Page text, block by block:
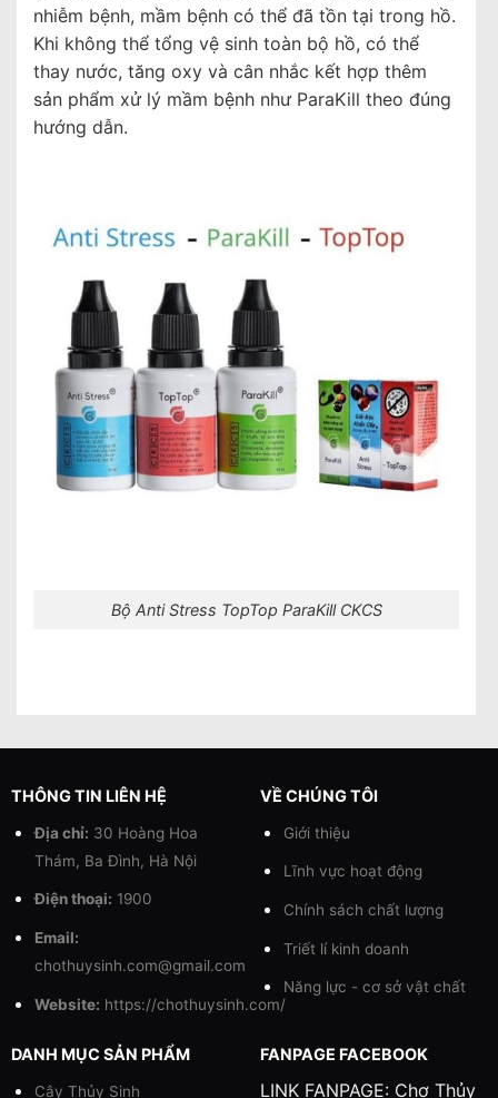
nhiễm bệnh, mầm bệnh có thể đã tồn tại trong hồ.
Khi không thể tổng vệ sinh toàn bộ hồ, có thể
thay nước, tăng oxy và cân nhắc kết hợp thêm
sản phẩm xử lý mầm bệnh như ParaKill theo đúng
hướng dẫn.
Bộ Anti Stress TopTop ParaKill CKCS
THÔNG TIN LIÊN HỆ
Địa chỉ: 30 Hoàng Hoa
Thám, Ba Đình, Hà Nội
Điện thoại: 1900
Email:
chothuysinh.com@gmail.com
Website: https://chothuysinh.com/
VỀ CHÚNG TÔI
Giới thiệu
Lĩnh vực hoạt động
Chính sách chất lượng
Triết lí kinh doanh
Năng lực - cơ sở vật chất
DANH MỤC SẢN PHẨM
Cây Thủy Sinh
FANPAGE FACEBOOK
LINK FANPAGE: Chợ Thủy